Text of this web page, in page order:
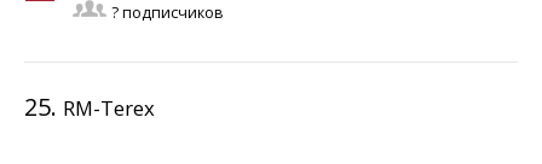
? подписчиков
25. RM-Terex